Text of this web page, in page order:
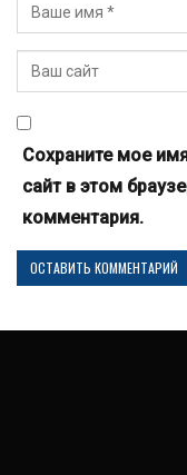
Сохраните мое
сайт в этом
комментария.